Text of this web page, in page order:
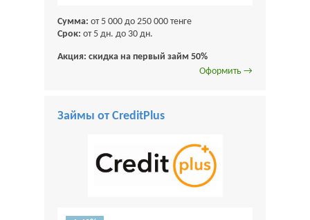
Сумма: от 5 000 до 250 000 тенге
Срок: от 5 дн. до 30 дн.
Акция: скидка на первый займ 50%
Оформить →
Займы от CreditPlus